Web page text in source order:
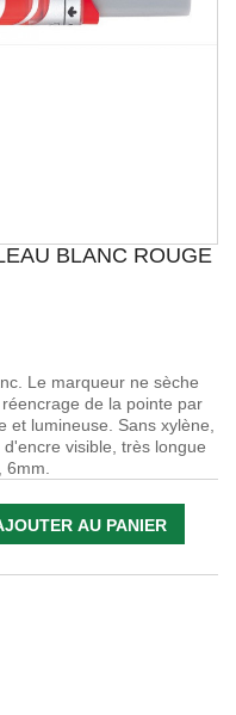
BLANC ROUGE
Le marqueur ne sèche
de la pointe par
et lumineuse. Sans xylène,
visible, très longue
AU PANIER